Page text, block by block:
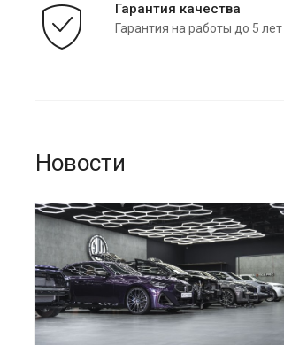
Гарантия качества
Гарантия на работы до 5 лет
Новости